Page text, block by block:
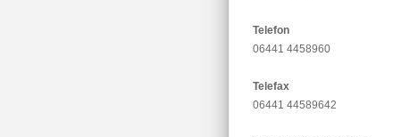
Telefon
06441 4458960
Telefax
06441 44589642